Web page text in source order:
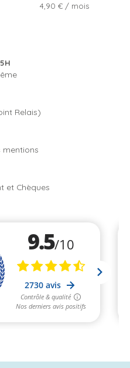
Prix
4,90 € / mois
Relais)
mentions
et Chèques